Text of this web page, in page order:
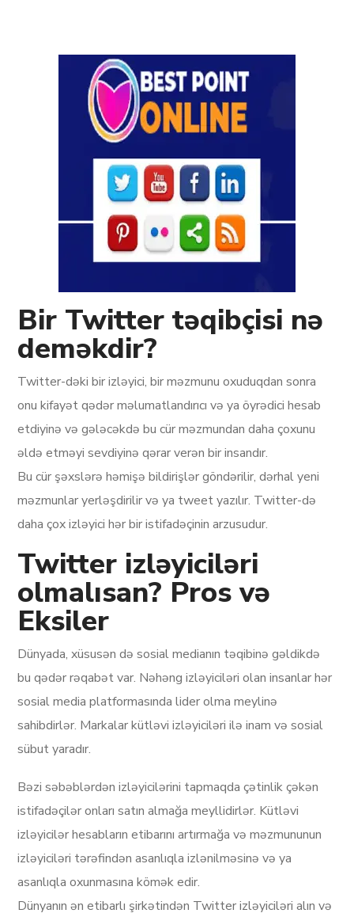
Bir Twitter təqibçisi nə
deməkdir?
Twitter-dəki bir izləyici, bir məzmunu oxuduqdan sonra
onu kifayət qədər məlumatlandırıcı və ya öyrədici hesab
etdiyinə və gələcəkdə bu cür məzmundan daha çoxunu
əldə etməyi sevdiyinə qərar verən bir insandır.
Bu cür şəxslərə həmişə bildirişlər göndərilir, dərhal yeni
məzmunlar yerləşdirilir və ya tweet yazılır. Twitter-də
daha çox izləyici hər bir istifadəçinin arzusudur.
Twitter izləyiciləri
olmalısan? Pros və
Eksiler
Dünyada, xüsusən də sosial medianın təqibinə gəldikdə
bu qədər rəqabət var. Nəhəng izləyiciləri olan insanlar hər
sosial media platformasında lider olma meylinə
sahibdirlər. Markalar kütləvi izləyiciləri ilə inam və sosial
sübut yaradır.
Bəzi səbəblərdən izləyicilərini tapmaqda çətinlik çəkən
istifadəçilər onları satın almağa meyllidirlər. Kütləvi
izləyicilər hesabların etibarını artırmağa və məzmununun
izləyiciləri tərəfindən asanlıqla izlənilməsinə və ya
asanlıqla oxunmasına kömək edir.
Dünyanın ən etibarlı şirkətindən Twitter izləyiciləri alın və